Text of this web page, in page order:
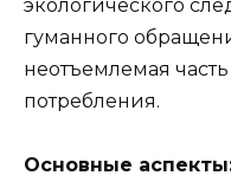
экологического
гуманного
неотъемлемая часть
потребления.
Основные